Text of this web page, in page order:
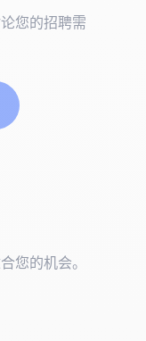
您的招聘需
您的机会。